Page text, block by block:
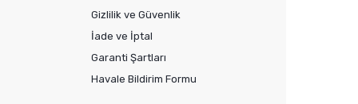
Gizlilik ve Güvenlik
İade ve İptal
Garanti Şartları
Havale Bildirim Formu